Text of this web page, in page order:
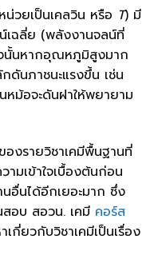
วยเป็นเคลวิน หรือ T) มี
ฉลี่ย (พลังงานจลน์ที่
นั้นหากอุณหภูมิสูงมาก
กดันภาชนะแรงขึ้น เช่น
หม้อจะดันฝาให้พยายาม
งรายวิชาเคมีพื้นฐานที่
มเข้าใจเบื้องต้นก่อน
อื่นได้อีกเยอะมาก ซึ่ง
สอบ สอวน. เคมี คอร์ส
เกี่ยวกับวิชาเคมีเป็นเรื่อง